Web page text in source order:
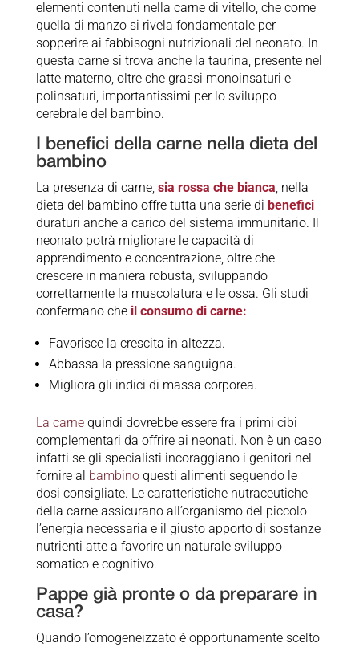
elementi contenuti nella carne di vitello, che come
quella di manzo si rivela fondamentale per
sopperire ai fabbisogni nutrizionali del neonato. In
questa carne si trova anche la taurina, presente nel
latte materno, oltre che grassi monoinsaturi e
polinsaturi, importantissimi per lo sviluppo
cerebrale del bambino.
I benefici della carne nella dieta del
bambino
La presenza di carne, sia rossa che bianca, nella
dieta del bambino offre tutta una serie di benefici
duraturi anche a carico del sistema immunitario. Il
neonato potrà migliorare le capacità di
apprendimento e concentrazione, oltre che
crescere in maniera robusta, sviluppando
correttamente la muscolatura e le ossa. Gli studi
confermano che il consumo di carne:
Favorisce la crescita in altezza.
Abbassa la pressione sanguigna.
Migliora gli indici di massa corporea.
La carnequindi dovrebbe essere fra i primi cibi
complementari da offrire ai neonati. Non è un caso
infatti se gli specialisti incoraggiano i genitori nel
fornire al bambinoquesti alimenti seguendo le
dosi consigliate. Le caratteristiche nutraceutiche
della carne assicurano all’organismo del piccolo
l’energia necessaria e il giusto apporto di sostanze
nutrienti atte a favorire un naturale sviluppo
somatico e cognitivo.
Pappe già pronte o da preparare in
casa?
Quando l’omogeneizzato è opportunamente scelto